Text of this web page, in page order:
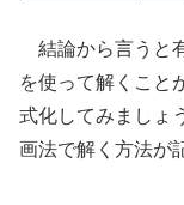
結論から言うと
を使って解くこと
式化してみましょ
画法で解く方法が